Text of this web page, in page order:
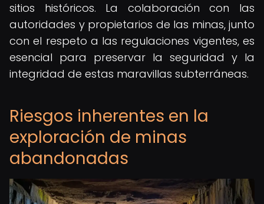
sitios históricos. La colaboración con las
autoridades y propietarios de las minas, junto
con el respeto a las regulaciones vigentes, es
esencial para preservar la seguridad y la
integridad de estas maravillas subterráneas.
Riesgos inherentes en la
exploración de minas
abandonadas